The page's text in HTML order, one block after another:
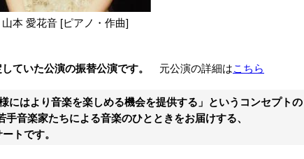
山本 愛花音 [ピアノ・作曲]
ていた公演の振替公演です。 元公演の詳細はこちら
にはより音楽を楽しめる機会を提供する」というコンセプトの
音楽家たちによる音楽のひとときをお届けする、
トです。